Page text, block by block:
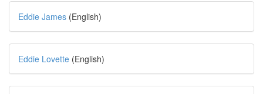
Eddie James (English)
Eddie Lovette (English)